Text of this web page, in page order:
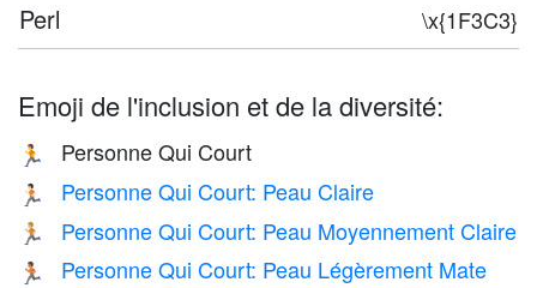
Perl \x{1F3C3}
Emoji de l'inclusion et de la diversité:
🏃 Personne Qui Court
🏃🏻 Personne Qui Court: Peau Claire
🏃🏼 Personne Qui Court: Peau Moyennement Claire
🏃🏽 Personne Qui Court: Peau Légèrement Mate